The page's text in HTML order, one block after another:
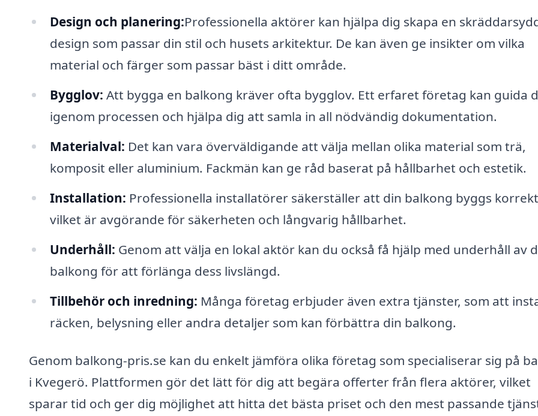
Design och planering:Professionella aktörer kan hjälpa dig skapa en
design som passar din stil och husets arkitektur. De kan även ge insikter om vilka
material och färger som passar bäst i ditt område.
Bygglov: Att bygga en balkong kräver ofta bygglov. Ett erfaret företag kan guida
igenom processen och hjälpa dig att samla in all nödvändig dokumentation.
Materialval: Det kan vara överväldigande att välja mellan olika material som trä,
komposit eller aluminium. Fackmän kan ge råd baserat på hållbarhet och estetik.
Installation: Professionella installatörer säkerställer att din balkong byggs
vilket är avgörande för säkerheten och långvarig hållbarhet.
Underhåll: Genom att välja en lokal aktör kan du också få hjälp med underhåll av
balkong för att förlänga dess livslängd.
Tillbehör och inredning: Många företag erbjuder även extra tjänster, som att
räcken, belysning eller andra detaljer som kan förbättra din balkong.
Genom balkong-pris.se kan du enkelt jämföra olika företag som specialiserar sig på
i Kvegerö. Plattformen gör det lätt för dig att begära offerter från flera aktörer, vilket
sparar tid och ger dig möjlighet att hitta det bästa priset och den mest passande